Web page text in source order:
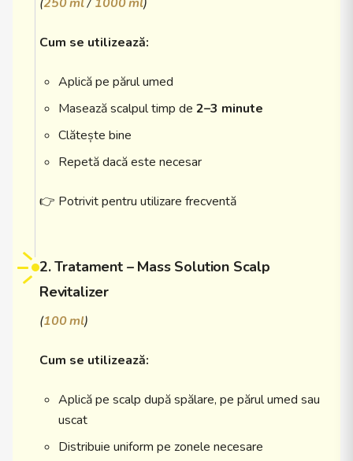
Cum se utilizează:
Aplică pe părul umed
Masează scalpul timp de 2–3 minute
Clătește bine
Repetă dacă este necesar
👉 Potrivit pentru utilizare frecventă
2. Tratament – Mass Solution Scalp
Revitalizer
(100 ml)
Cum se utilizează:
Aplică pe scalp după spălare, pe părul umed sau
uscat
Distribuie uniform pe zonele necesare